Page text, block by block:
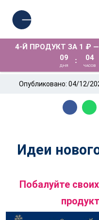
4-Й ПРОДУКТ ЗА 1 ₽ —
09
ДНЯ
: 04
ЧАСОВ
Опубликовано: 04/12/
Идеи
Побалуйте